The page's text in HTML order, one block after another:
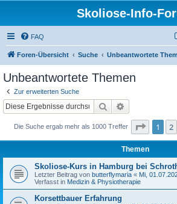
Skoliose-Info-
FAQ
Foren-Übersicht Suche Unbeantwortete
Unbeantwortete Themen
Zur erweiterten Suche
Suche
Die Suche ergab mehr als 1000 Treffer Seite 1
1 2
Themen
Skoliose-Kurs in Hamburg bei
Letzter Beitrag von butterflymaria « Mi,
Verfasst in Medizin & Physiotherapie
Korsettbauer Erfahrung